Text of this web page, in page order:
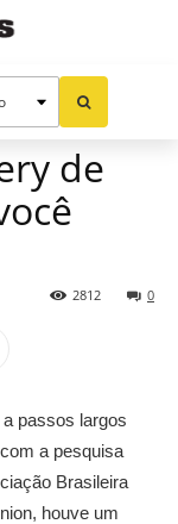
de
0
2812
passos largos
a pesquisa
Brasileira
houve um